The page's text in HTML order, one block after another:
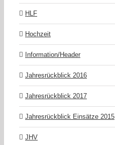
HLF
Hochzeit
Information/Header
Jahresrückblick 2016
Jahresrückblick 2017
Jahresrückblick Einsätze 2015
JHV